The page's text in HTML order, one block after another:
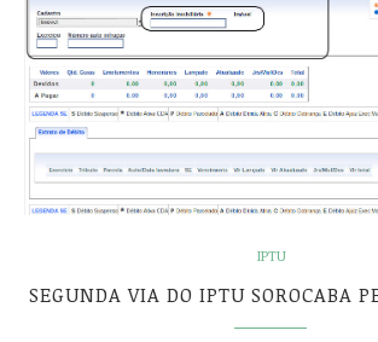
IPTU
SEGUNDA VIA DO IPTU SOROCABA